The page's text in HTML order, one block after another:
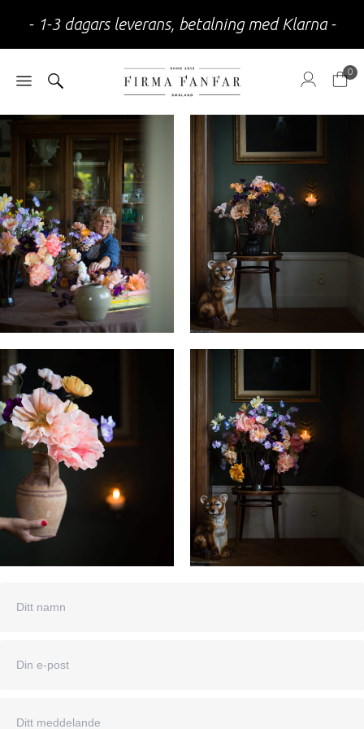
- 1-3 dagars leverans, betalning med Klarna -
0